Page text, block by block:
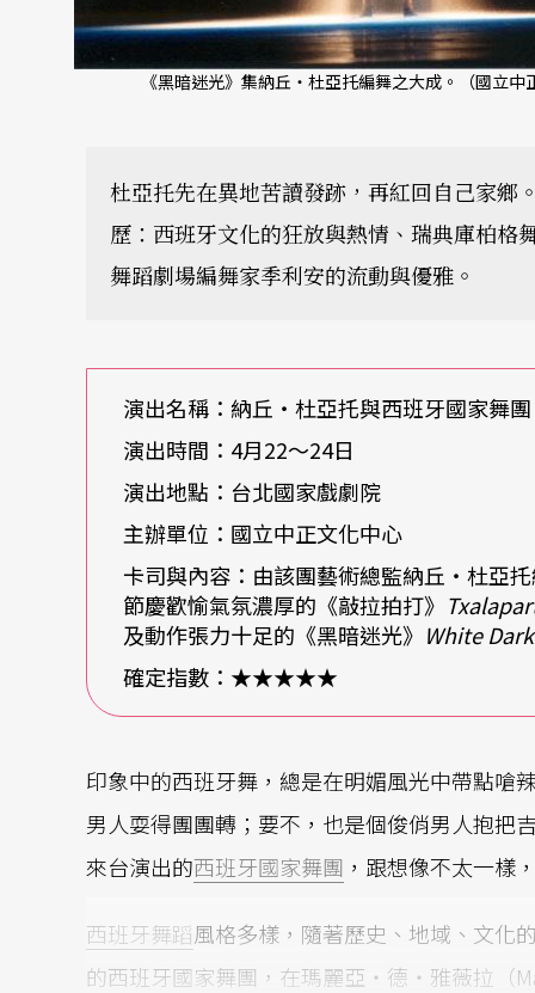
《黑暗迷光》集納丘‧杜亞托編舞之大成。（國立中
杜亞托先在異地苦讀發跡，再紅回自己家鄉
歷：西班牙文化的狂放與熱情、瑞典庫柏
舞蹈劇場編舞家季利安的流動與優雅。
演出名稱：納丘‧杜亞托與西班牙國家舞團
演出時間：4月22～24日
演出地點：台北國家戲劇院
主辦單位：國立中正文化中心
卡司與內容：由該團藝術總監納丘‧杜亞
節慶歡愉氣氛濃厚的《敲拉拍打》
及動作張力十足的《黑暗迷光》 White
確定指數：★★★★★
印象中的西班牙舞，總是在明媚風光中帶點嗆
男人耍得團團轉；要不，也是個俊俏男人抱把
來台演出的西班牙國家舞團 ，跟想像不太一樣
西班牙舞蹈風格多樣，隨著歷史、地域、文化
的西班牙國家舞團，在瑪麗亞‧德‧雅薇拉（